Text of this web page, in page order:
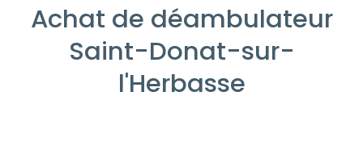
Achat de déambulateur
Saint-Donat-sur-
l'Herbasse